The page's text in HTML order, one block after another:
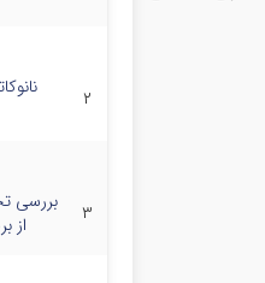
۲
۳
بررسی
از